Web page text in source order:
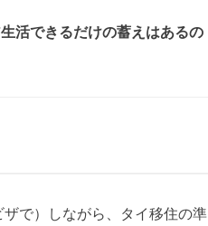
活できるだけの蓄えはあるの
で）しながら、タイ移住の準